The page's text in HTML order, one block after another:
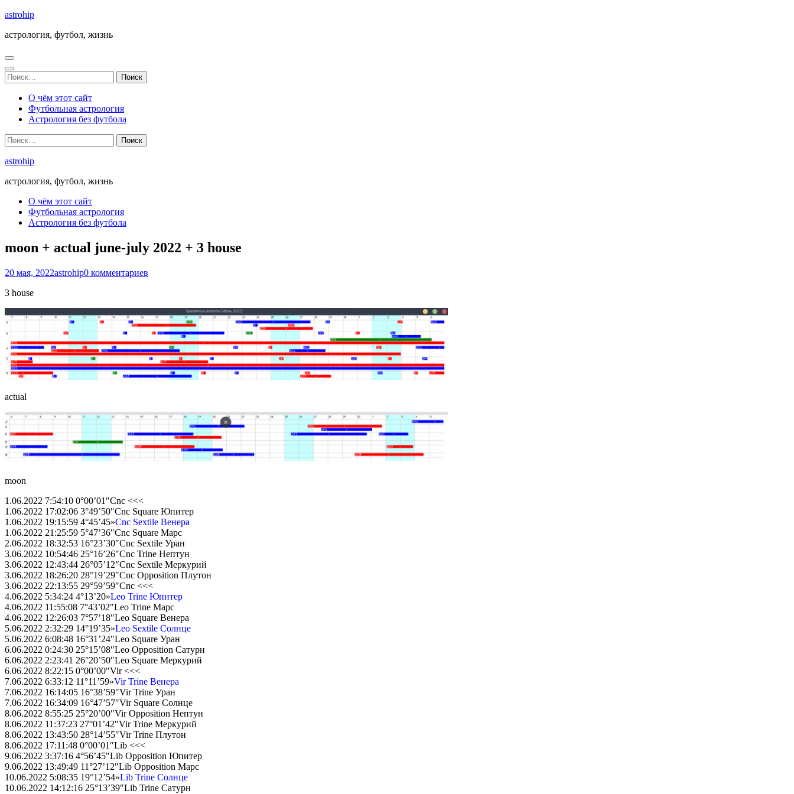
Перейти
содержимому
Enter)
astrohip
астрология, футбол, жизнь
Найти:
О чём этот сайт
Футбольная астрология
Астрология без футбола
Найти:
astrohip
астрология, футбол, жизнь
О чём этот сайт
Футбольная астрология
Астрология без футбола
moon + actual june-july 2022 + 3 house
20 мая, 2022astrohip0 комментариев
3 house
actual
moon
1.06.2022 7:54:10 0°00’01″Cnc <<<
1.06.2022 17:02:06 3°49’50″Cnc Square Юпитер
1.06.2022 19:15:59 4°45’45»Cnc Sextile Венера
1.06.2022 21:25:59 5°47’36″Cnc Square Марс
2.06.2022 18:32:53 16°23’30″Cnc Sextile Уран
3.06.2022 10:54:46 25°16’26″Cnc Trine Нептун
3.06.2022 12:43:44 26°05’12″Cnc Sextile Меркурий
3.06.2022 18:26:20 28°19’29″Cnc Opposition Плутон
3.06.2022 22:13:55 29°59’59″Cnc <<<
4.06.2022 5:34:24 4°13’20»Leo Trine Юпитер
4.06.2022 11:55:08 7°43’02″Leo Trine Марс
4.06.2022 12:26:03 7°57’18″Leo Square Венера
5.06.2022 2:32:29 14°19’35»Leo Sextile Солнце
5.06.2022 6:08:48 16°31’24″Leo Square Уран
6.06.2022 0:24:30 25°15’08″Leo Opposition Сатурн
6.06.2022 2:23:41 26°20’50″Leo Square Меркурий
6.06.2022 8:22:15 0°00’00″Vir <<<
7.06.2022 6:33:12 11°11’59»Vir Trine Венера
7.06.2022 16:14:05 16°38’59″Vir Trine Уран
7.06.2022 16:34:09 16°47’57″Vir Square Солнце
8.06.2022 8:55:25 25°20’00″Vir Opposition Нептун
8.06.2022 11:37:23 27°01’42″Vir Trine Меркурий
8.06.2022 13:43:50 28°14’55″Vir Trine Плутон
8.06.2022 17:11:48 0°00’01″Lib <<<
9.06.2022 3:37:16 4°56’45″Lib Opposition Юпитер
9.06.2022 13:49:49 11°27’12″Lib Opposition Марс
10.06.2022 5:08:35 19°12’54»Lib Trine Солнце
10.06.2022 14:12:16 25°13’39″Lib Trine Сатурн